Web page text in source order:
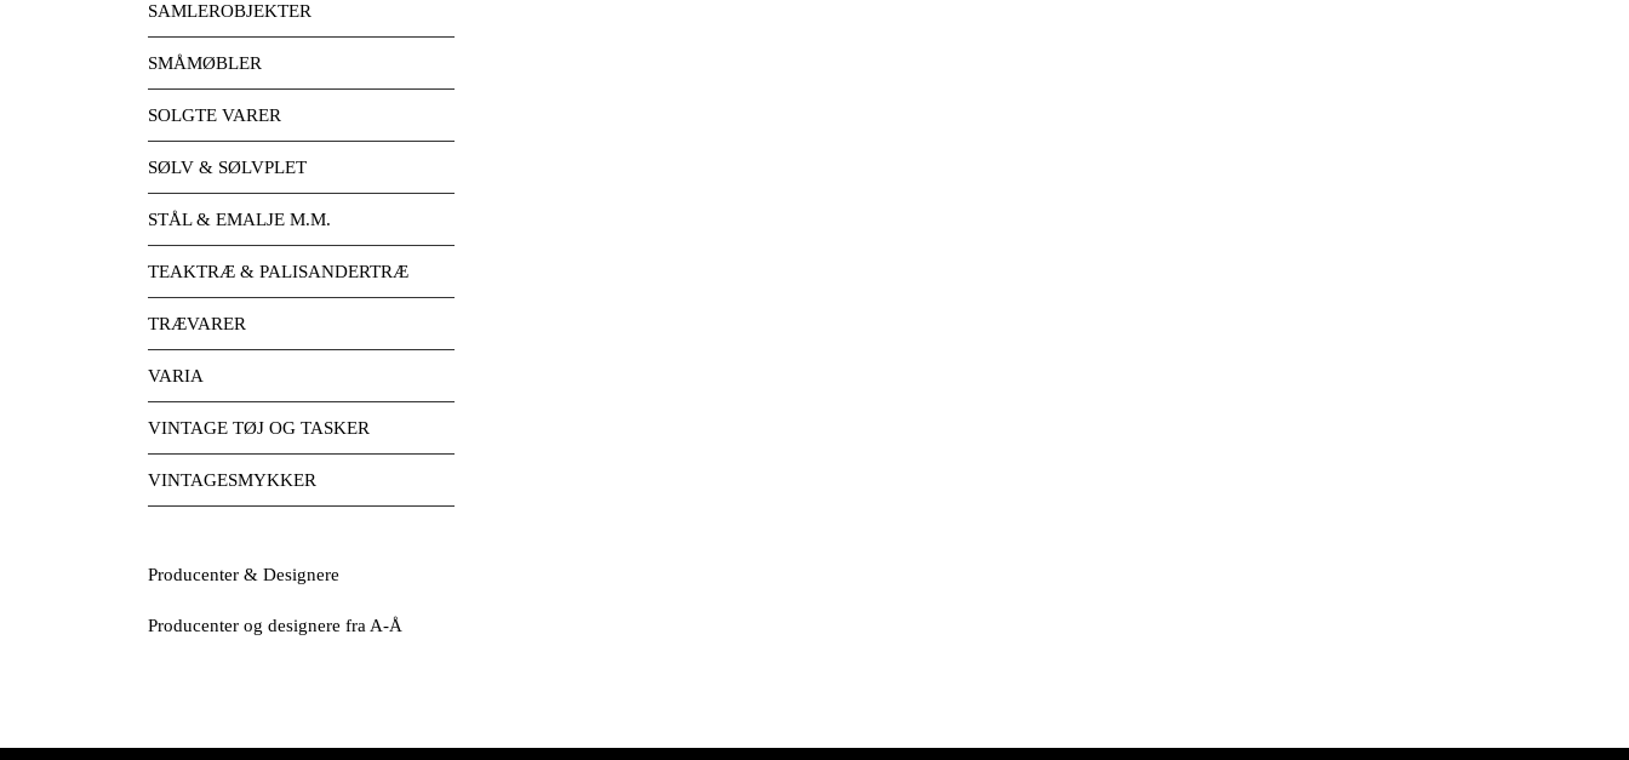
SAMLEROBJEKTER
SMÅMØBLER
SOLGTE VARER
SØLV & SØLVPLET
STÅL & EMALJE M.M.
TEAKTRÆ & PALISANDERTRÆ
TRÆVARER
VARIA
VINTAGE TØJ OG TASKER
VINTAGESMYKKER
Producenter & Designere
Producenter og designere fra A-Å